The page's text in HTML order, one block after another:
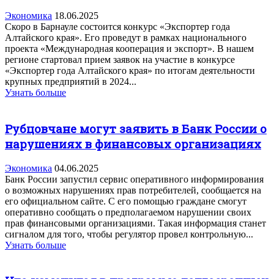
Экономика 18.06.2025
Скоро в Барнауле состоится конкурс «Экспортер года
Алтайского края». Его проведут в рамках национального
проекта «Международная кооперация и экспорт». В нашем
регионе стартовал прием заявок на участие в конкурсе
«Экспортер года Алтайского края» по итогам деятельности
крупных предприятий в 2024...
Узнать больше
Рубцовчане могут заявить в Банк России о
нарушениях в финансовых организациях
Экономика 04.06.2025
Банк России запустил сервис оперативного информирования
о возможных нарушениях прав потребителей, сообщается на
его официальном сайте. С его помощью граждане смогут
оперативно сообщать о предполагаемом нарушении своих
прав финансовыми организациями. Такая информация станет
сигналом для того, чтобы регулятор провел контрольную...
Узнать больше